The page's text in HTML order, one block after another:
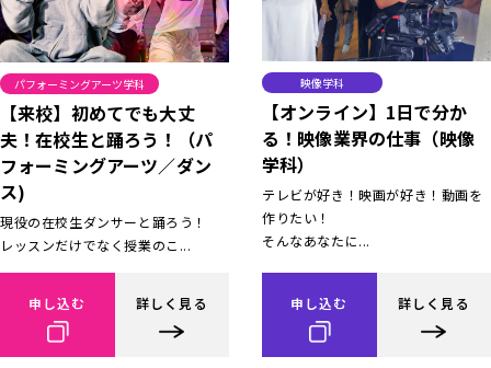
パフォーミングアーツ学科
【来校】初めてでも大丈
夫！在校生と踊ろう！（パ
フォーミングアーツ／ダン
ス)
現役の在校生ダンサーと踊ろう！
レッスンだけでなく授業のこ...
申し込む 詳しく見る
映像学科
【オンライン】1日で分か
る！映像業界の仕事（映像
学科）
テレビが好き！映画が好き！動画を
作りたい！
そんなあなたに...
申し込む 詳しく見る